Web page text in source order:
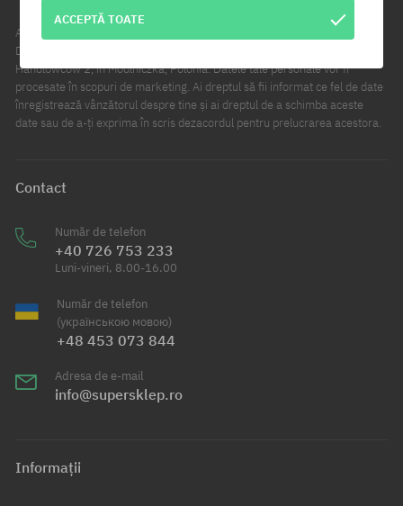
Administratorul de date în sensul acestei declarații este Cool Sport
Distribution sp. z o.o. Sediul central al companiei este situat la ul.
Handlowców 2, în Modlniczka, Polonia. Datele tale personale vor fi
procesate în scopuri de marketing. Ai dreptul să fii informat ce fel de date
înregistrează vânzătorul despre tine și ai dreptul de a schimba aceste
date sau de a-ți exprima în scris dezacordul pentru prelucrarea acestora.
Contact
Număr de telefon
+40 726 753 233
Luni-vineri, 8.00-16.00
Număr de telefon
(українською мовою)
+48 453 073 844
Adresa de e-mail
info@supersklep.ro
Informații
ACCEPTĂ TOATE